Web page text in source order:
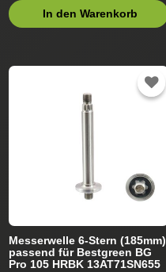
In den Warenkorb
Messerwelle 6-Stern (185mm)
passend für Bestgreen BG
Pro 105 HRBK 13AT71SN655